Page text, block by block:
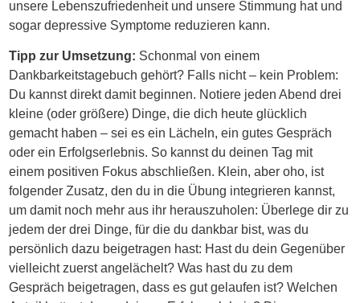
unsere Lebenszufriedenheit und unsere Stimmung hat und
sogar depressive Symptome reduzieren kann.
Tipp zur Umsetzung: Schonmal von einem
Dankbarkeitstagebuch gehört? Falls nicht – kein Problem:
Du kannst direkt damit beginnen. Notiere jeden Abend drei
kleine (oder größere) Dinge, die dich heute glücklich
gemacht haben – sei es ein Lächeln, ein gutes Gespräch
oder ein Erfolgserlebnis. So kannst du deinen Tag mit
einem positiven Fokus abschließen. Klein, aber oho, ist
folgender Zusatz, den du in die Übung integrieren kannst,
um damit noch mehr aus ihr herauszuholen: Überlege dir zu
jedem der drei Dinge, für die du dankbar bist, was du
persönlich dazu beigetragen hast: Hast du dein Gegenüber
vielleicht zuerst angelächelt? Was hast du zu dem
Gespräch beigetragen, dass es gut gelaufen ist? Welchen